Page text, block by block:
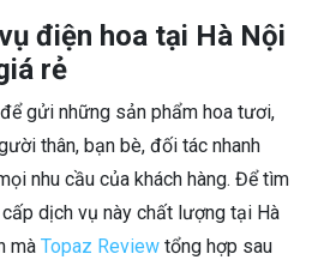
điện hoa tại Hà Nội
rẻ
gửi những sản phẩm hoa tươi,
thân, bạn bè, đối tác nhanh
nhu cầu của khách hàng. Để tìm
dịch vụ này chất lượng tại Hà
mà Topaz Review tổng hợp sau